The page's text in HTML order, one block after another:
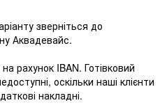
зверніться до
Аквадевайс.
рахунок IBAN. Готівковий
оскільки наші клієнти
накладні.